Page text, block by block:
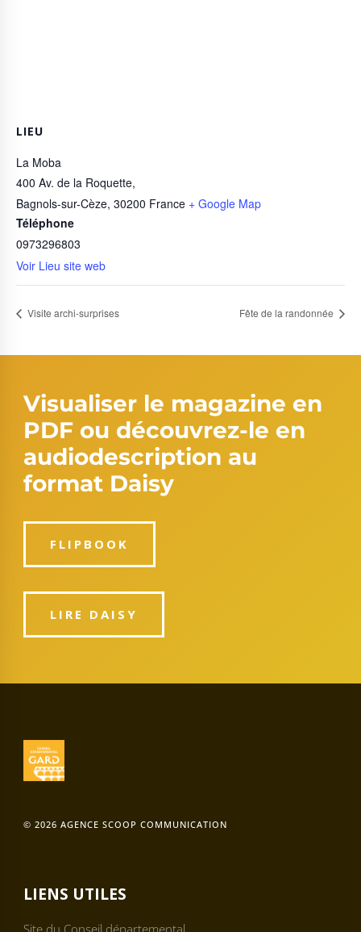
LIEU
La Moba
400 Av. de la Roquette,
Bagnols-sur-Cèze, 30200 France + Google Map
Téléphone
0973296803
Voir Lieu site web
Visite archi-surprises Fête de la randonnée
Visualiser le magazine en
PDF ou découvrez-le en
audiodescription au
format Daisy
FLIPBOOK
LIRE DAISY
© 2026 AGENCE SCOOP COMMUNICATION
LIENS UTILES
Site du Conseil départemental